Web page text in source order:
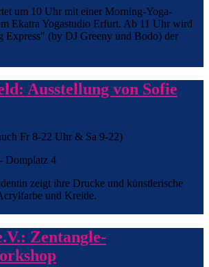
um 10 Uhr mit einer Morning-Yoga-
Ekatra Yogastudio Erfurt. Ab 11 Uhr wird
(by DJ Greeny und Bodo) der
Ausstellung von Sofie
Fr 8-22 Uhr & Sa 9-22)
Domplatz 4
zeigt ihre Drucke und künstlerische
und Kreide.
Zentangle-